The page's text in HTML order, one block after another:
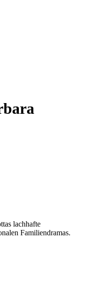
lachhafte
Familiendramas.